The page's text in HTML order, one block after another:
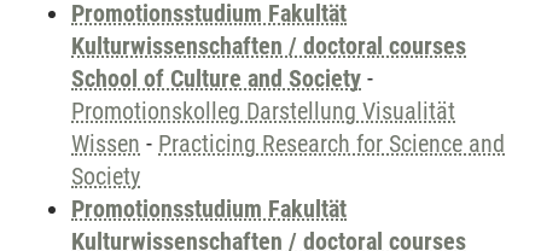
Promotionsstudium Fakultät
Kulturwissenschaften / doctoral courses
School of Culture and Society -
Promotionskolleg Darstellung Visualität
Wissen - Practicing Research for Science and
Society
Promotionsstudium Fakultät
Kulturwissenschaften / doctoral courses